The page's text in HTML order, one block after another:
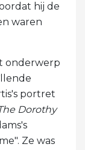
hij de
waren
onderwerp
portret
Dorothy
Ze was